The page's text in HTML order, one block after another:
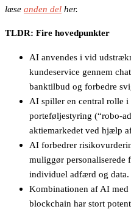
læse anden del her.
TLDR: Fire hovedpunkter
AI anvendes i vid
kundeservice gennem
banktilbud og forbedre
AI spiller en central rolle
porteføljestyring (“robo-
aktiemarkedet ved hjælp
AI forbedrer
muliggør personaliserede
individuel adfærd og data.
Kombinationen af AI med
blockchain har stort